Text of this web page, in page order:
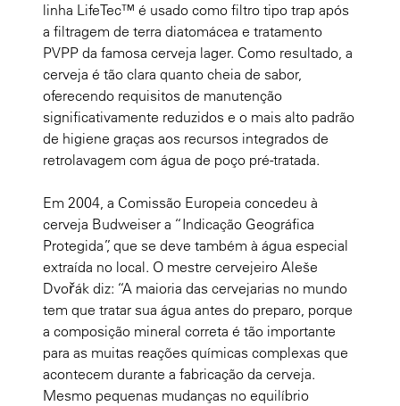
linha LifeTec™ é usado como filtro tipo trap após
a filtragem de terra diatomácea e tratamento
PVPP da famosa cerveja lager. Como resultado, a
cerveja é tão clara quanto cheia de sabor,
oferecendo requisitos de manutenção
significativamente reduzidos e o mais alto padrão
de higiene graças aos recursos integrados de
retrolavagem com água de poço pré-tratada.
Em 2004, a Comissão Europeia concedeu à
cerveja Budweiser a “Indicação Geográfica
Protegida”, que se deve também à água especial
extraída no local. O mestre cervejeiro Aleše
Dvořák diz: “A maioria das cervejarias no mundo
tem que tratar sua água antes do preparo, porque
a composição mineral correta é tão importante
para as muitas reações químicas complexas que
acontecem durante a fabricação da cerveja.
Mesmo pequenas mudanças no equilíbrio